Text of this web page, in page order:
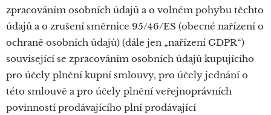
zpracováním osobních údajů a o volném pohybu těchto
údajů a o zrušení směrnice 95/46/ES (obecné nařízení o
ochraně osobních údajů) (dále jen „nařízení GDPR“)
související se zpracováním osobních údajů kupujícího
pro účely plnění kupní smlouvy, pro účely jednání o
této smlouvě a pro účely plnění veřejnoprávních
povinností prodávajícího plní prodávající